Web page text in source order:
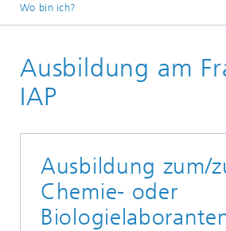
Wo bin ich?
Über uns
Ausbildung am
IAP
Ausbildung zum/
Chemie- oder